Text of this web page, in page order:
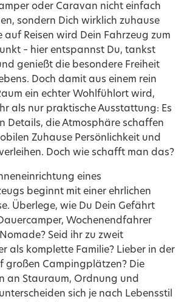
oder Caravan nicht einfach
sondern Dich wirklich zuhause
auf Reisen wird Dein Fahrzeug zum
– hier entspannst Du, tankst
genießt die besondere Freiheit
Doch damit aus einem rein
ein echter Wohlfühlort wird,
als nur praktische Ausstattung: Es
Details, die Atmosphäre schaffen
Zuhause Persönlichkeit und
Doch wie schafft man das?
eines
beginnt mit einer ehrlichen
Überlege, wie Du Dein Gefährt
Wochenendfahrer
Seid ihr zu zweit
als komplette Familie? Lieber in der
großen Campingplätzen? Die
an Stauraum, Ordnung und
sich je nach Lebensstil